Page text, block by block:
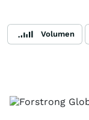
Volumen